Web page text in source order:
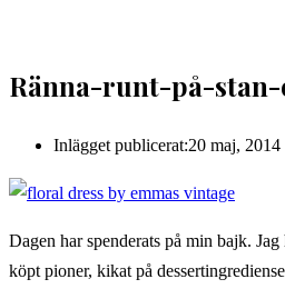
Ränna-runt-på-
Inlägget publicerat:20 maj, 2014
Dagen har spenderats på min bajk.
köpt pioner, kikat på